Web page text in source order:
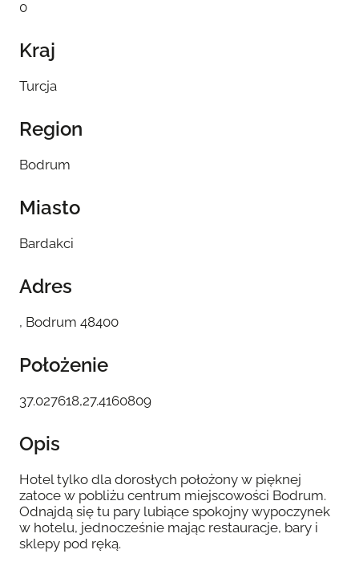
0
Kraj
Turcja
Region
Bodrum
Miasto
Bardakci
Adres
, Bodrum 48400
Położenie
37.027618,27.4160809
Opis
Hotel tylko dla dorosłych położony w pięknej
zatoce w pobliżu centrum miejscowości Bodrum.
Odnajdą się tu pary lubiące spokojny wypoczynek
w hotelu, jednocześnie mając restauracje, bary i
sklepy pod ręką.